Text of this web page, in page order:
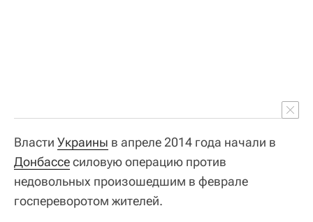
Власти Украины в апреле 2014 года начали в
Донбассесиловую операцию против
недовольных произошедшим в феврале
госпереворотом жителей.